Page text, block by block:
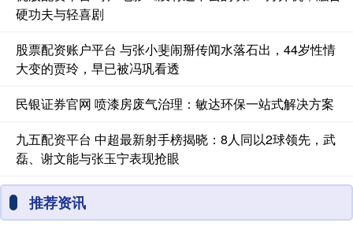
硬功夫与轻喜剧
股票配资账户平台 与张小斐闹掰传闻水落石出，44岁性情
大变的贾玲，早已被冯巩看透
民银证券官网 喷漆房废气治理：敏达环保一站式解决方案
九五配资平台 中超最新射手榜揭晓：8人同以2球领先，武
磊、谢文能与张玉宁表现抢眼
推荐资讯